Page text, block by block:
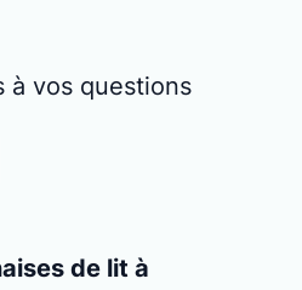
à vos questions
de lit à